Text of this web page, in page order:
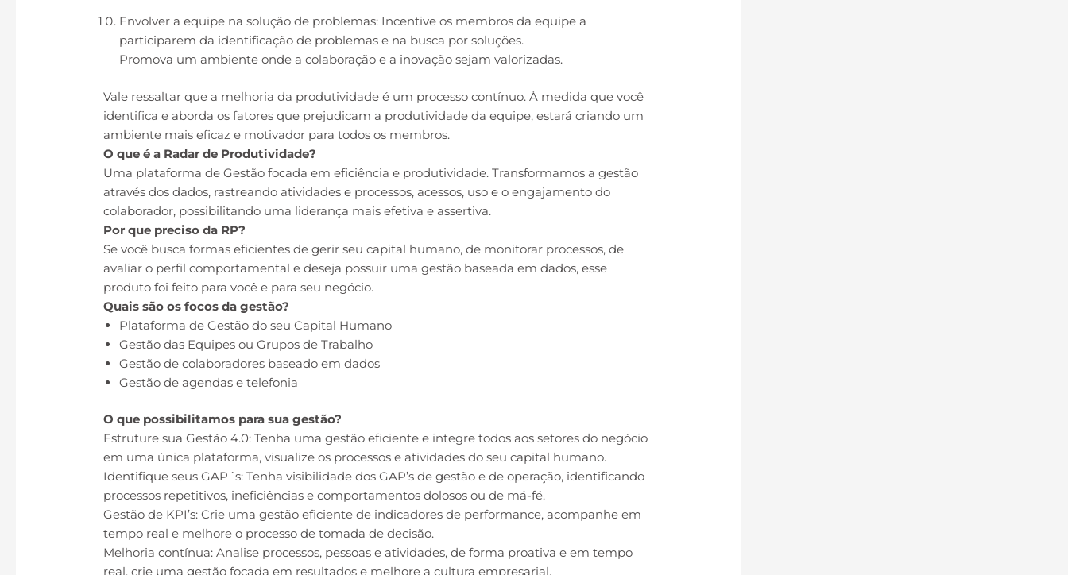
Envolver a equipe na solução de problemas: Incentive os membros da equipe a
participarem da identificação de problemas e na busca por soluções.
Promova um ambiente onde a colaboração e a inovação sejam valorizadas.
Vale ressaltar que a melhoria da produtividade é um processo contínuo. À medida que você
identifica e aborda os fatores que prejudicam a produtividade da equipe, estará criando um
ambiente mais eficaz e motivador para todos os membros.
O que é a Radar de Produtividade?
Uma plataforma de Gestão focada em eficiência e produtividade. Transformamos a gestão
através dos dados, rastreando atividades e processos, acessos, uso e o engajamento do
colaborador, possibilitando uma liderança mais efetiva e assertiva.
Por que preciso da RP?
Se você busca formas eficientes de gerir seu capital humano, de monitorar processos, de
avaliar o perfil comportamental e deseja possuir uma gestão baseada em dados, esse
produto foi feito para você e para seu negócio.
Quais são os focos da gestão?
Plataforma de Gestão do seu Capital Humano
Gestão das Equipes ou Grupos de Trabalho
Gestão de colaboradores baseado em dados
Gestão de agendas e telefonia
O que possibilitamos para sua gestão?
Estruture sua Gestão 4.0: Tenha uma gestão eficiente e integre todos aos setores do negócio
em uma única plataforma, visualize os processos e atividades do seu capital humano.
Identifique seus GAP´s: Tenha visibilidade dos GAP’s de gestão e de operação, identificando
processos repetitivos, ineficiências e comportamentos dolosos ou de má-fé.
Gestão de KPI’s: Crie uma gestão eficiente de indicadores de performance, acompanhe em
tempo real e melhore o processo de tomada de decisão.
Melhoria contínua: Analise processos, pessoas e atividades, de forma proativa e em tempo
real, crie uma gestão focada em resultados e melhore a cultura empresarial.